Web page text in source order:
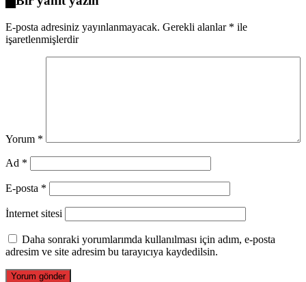
E-posta adresiniz yayınlanmayacak. Gerekli alanlar * ile
işaretlenmişlerdir
Yorum *
Ad *
E-posta *
İnternet sitesi
Daha sonraki yorumlarımda kullanılması için adım, e-posta
adresim ve site adresim bu tarayıcıya kaydedilsin.